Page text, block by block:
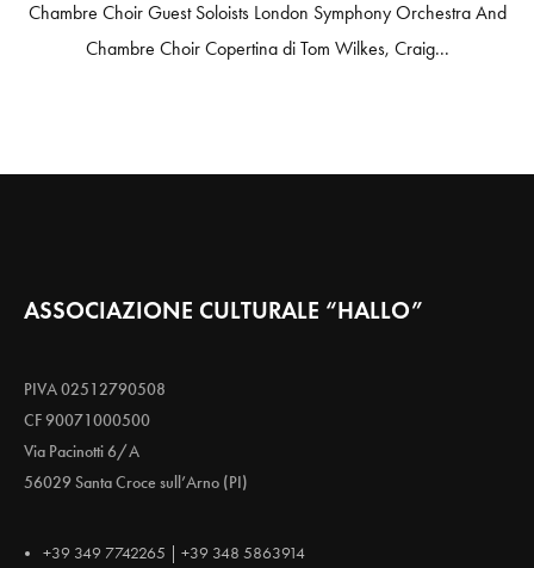
Chambre Choir Guest Soloists London Symphony Orchestra And
Chambre Choir Copertina di Tom Wilkes, Craig...
ASSOCIAZIONE CULTURALE “HALLO”
PIVA 02512790508
CF 90071000500
Via Pacinotti 6/A
56029 Santa Croce sull’Arno (PI)
+39 349 7742265 | +39 348 5863914